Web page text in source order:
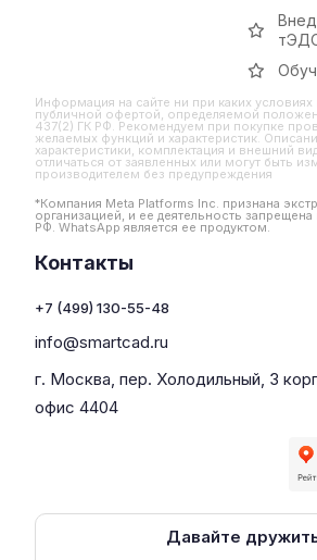
Информация на сайте ни при каких условиях
публичной офертой, определяемой
437(2) ГК РФ. Рекомендуем при покупке
желаемых функций и характеристик.
характеристики, комплектация и внешний
отличаться от заявленных или могут быть
производителем без предупреждения
*Компания Meta Platforms Inc. признана
организацией, и ее деятельность запрещена
РФ. WhatsApp является ее продуктом.
Контакты
+7 (499) 130-55-48
info@smartcad.ru
г. Москва, пер. Холодильный, 3
офис 4404
Давайте